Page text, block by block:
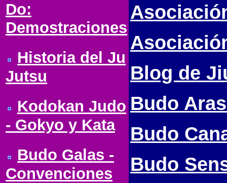
Do:
Demostraciones
Historia del Ju
Jutsu
Kodokan Judo
- Gokyo y Kata
Budo Galas -
Convenciones
Blog de
Budo
Budo
Budo